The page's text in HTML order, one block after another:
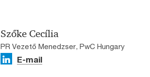
Szőke Cecília
PR Vezető Menedzser, PwC Hungary
E-mail